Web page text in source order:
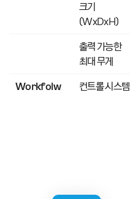
크기
(WxDxH)
출력 가능한
최대 무게
Workfolw 컨트롤 시스템